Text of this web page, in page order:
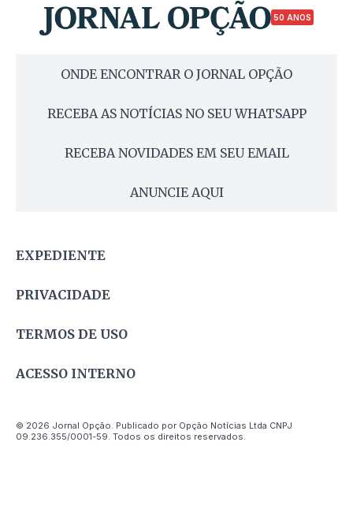
50 ANOS
ONDE ENCONTRAR O JORNAL OPÇÃO
RECEBA AS NOTÍCIAS NO SEU WHATSAPP
RECEBA NOVIDADES EM SEU EMAIL
ANUNCIE AQUI
EXPEDIENTE
PRIVACIDADE
TERMOS DE USO
ACESSO INTERNO
© 2026 Jornal Opção. Publicado por Opção Notícias Ltda CNPJ
09.236.355/0001-59. Todos os direitos reservados.